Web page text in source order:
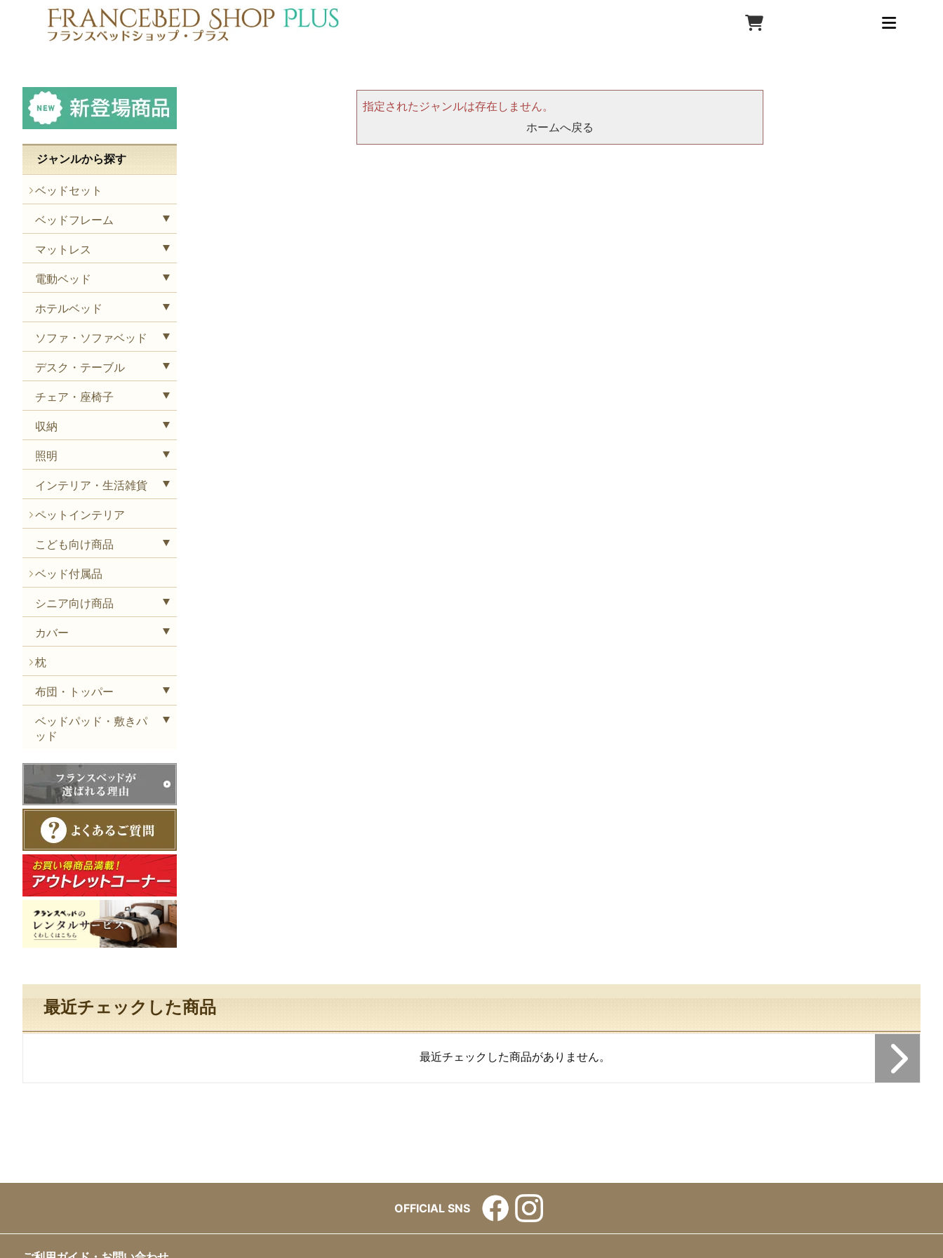
ジャンルから探す
ベッドセット
ベッドフレーム
マットレス
電動ベッド
ホテルベッド
ソファ・ソファベッド
デスク・テーブル
チェア・座椅子
収納
照明
インテリア・生活雑貨
ペットインテリア
こども向け商品
ベッド付属品
シニア向け商品
カバー
枕
布団・トッパー
ベッドパッド・敷きパ
ッド
指定されたジャンルは存在しません。
ホームへ戻る
最近チェックした商品
最近チェックした商品がありません。
OFFICIAL SNS